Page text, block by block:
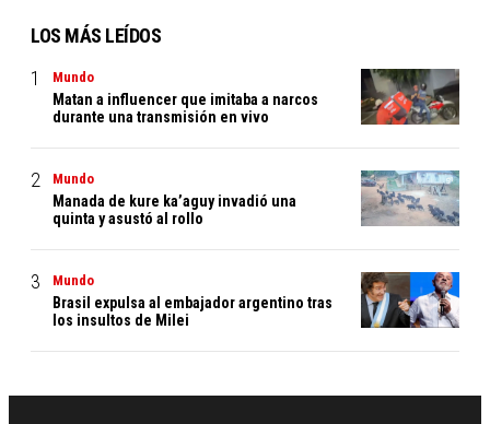
LOS MÁS LEÍDOS
Mundo
Matan a influencer que imitaba a narcos
durante una transmisión en vivo
Mundo
Manada de kure ka’aguy invadió una
quinta y asustó al rollo
Mundo
Brasil expulsa al embajador argentino tras
los insultos de Milei